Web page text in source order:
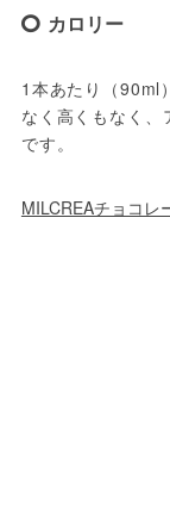
カロリー
1本あたり（90ml
なく高くもなく、
です。
MILCREAチョコレ